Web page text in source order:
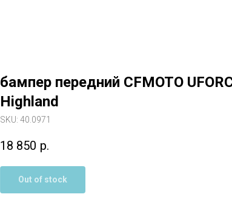
бампер передний CFMOTO
Highland
SKU: 40.0971
18 850 р.
Out of stock